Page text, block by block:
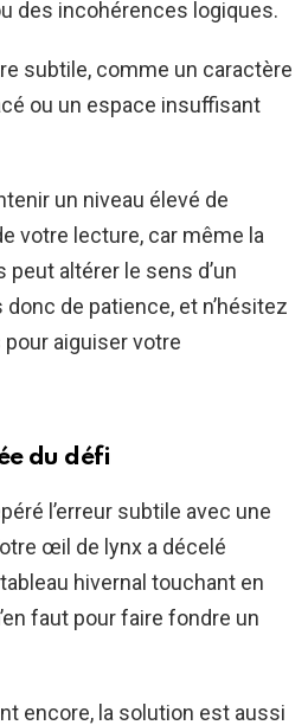
des incohérences logiques.
subtile, comme un caractère
ou un espace insuffisant
un niveau élevé de
votre lecture, car même la
altérer le sens d’un
de patience, et n’hésitez
aiguiser votre
du défi
l’erreur subtile avec une
œil de lynx a décelé
hivernal touchant en
faut pour faire fondre un
encore, la solution est aussi